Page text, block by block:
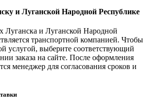
и Луганской Народной Республике
Луганска и Луганской Народной
транспортной компанией. Чтобы
услугой, выберите соответствующий
заказа на сайте. После оформления
менеджер для согласования сроков и